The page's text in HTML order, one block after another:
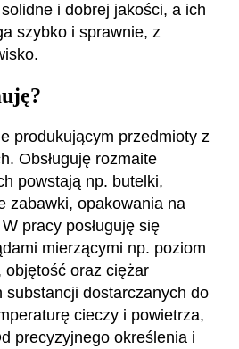
i dobrej jakości, a ich
szybko i sprawnie, z
produkującym przedmioty z
Obsługuję rozmaite
powstają np. butelki,
zabawki, opakowania na
pracy posługuję się
mierzącymi np. poziom
objętość oraz ciężar
substancji dostarczanych do
cieczy i powietrza,
precyzyjnego określenia i